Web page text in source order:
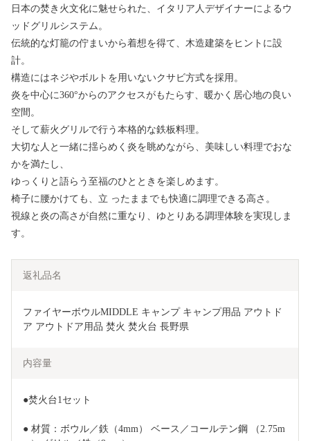
日本の焚き火文化に魅せられた、イタリア人デザイナーによるウ
ッドグリルシステム。
伝統的な灯籠の佇まいから着想を得て、木造建築をヒントに設
計。
構造にはネジやボルトを用いないクサビ方式を採用。
炎を中心に360°からのアクセスがもたらす、暖かく居心地の良い
空間。
そして薪火グリルで行う本格的な鉄板料理。
大切な人と一緒に揺らめく炎を眺めながら、美味しい料理でおな
かを満たし、
ゆっくりと語らう至福のひとときを楽しめます。
椅子に腰かけても、立 ったままでも快適に調理できる高さ。
視線と炎の高さが自然に重なり、ゆとりある調理体験を実現しま
す。
返礼品名
ファイヤーボウルMIDDLE キャンプ キャンプ用品 アウトド
ア アウトドア用品 焚火 焚火台 長野県
内容量
●焚火台1セット
● 材質：ボウル／鉄（4mm） ベース／コールテン鋼 （2.75m